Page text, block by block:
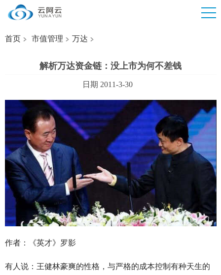
首页 市值管理 万达
解析万达资金链：没上市为何不差钱
日期 2011-3-30
作者：《英才》罗影
有人说：王健林豪爽的性格，与严格的成本控制有种天生的